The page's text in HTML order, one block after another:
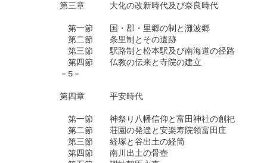
第三章　　　大化の改新時代及び奈良時代
第一節　　国・郡・里郷の制と灘波郷
第二節　　条里制とその遺跡
第三節　　駅路制と松本駅及び南海道の径路
第四節　　仏教の伝来と寺院の建立
－5－
第四章　　　平安時代
第一節　　神祭り八幡信仰と富田神社の創祀
第二節　　荘園の発達と安楽寿院領富田庄
第三節　　経塚と谷出土の経筒
第四節　　南川出土の骨壺